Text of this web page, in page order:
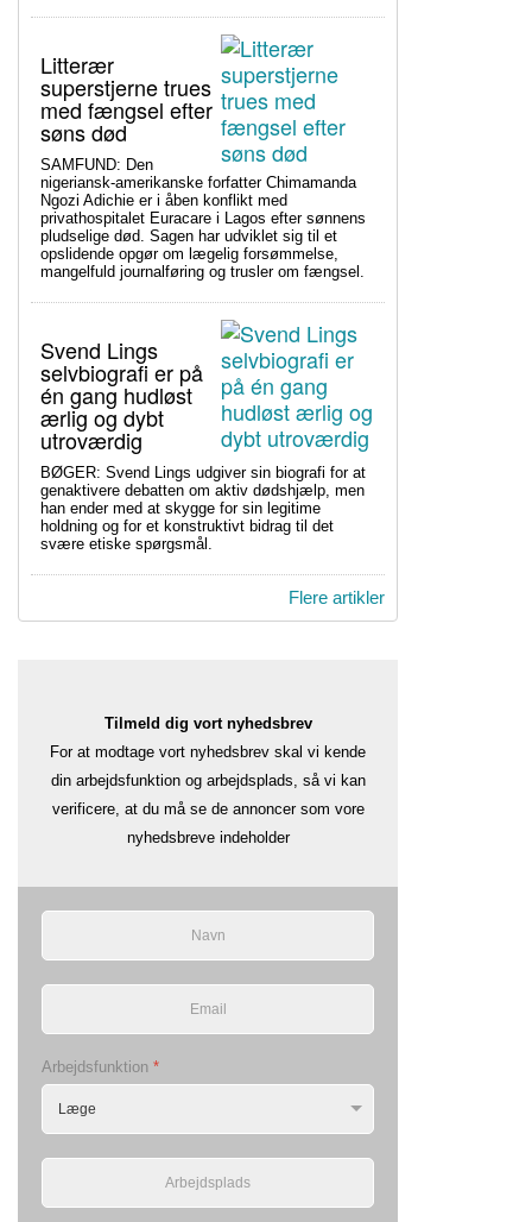
Litterær
superstjerne trues
med fængsel efter
søns død
SAMFUND: Den
nigeriansk-amerikanske forfatter Chimamanda
Ngozi Adichie er i åben konflikt med
privathospitalet Euracare i Lagos efter sønnens
pludselige død. Sagen har udviklet sig til et
opslidende opgør om lægelig forsømmelse,
mangelfuld journalføring og trusler om fængsel.
Svend Lings
selvbiografi er på
én gang hudløst
ærlig og dybt
utroværdig
BØGER: Svend Lings udgiver sin biografi for at
genaktivere debatten om aktiv dødshjælp, men
han ender med at skygge for sin legitime
holdning og for et konstruktivt bidrag til det
svære etiske spørgsmål.
Flere artikler
Tilmeld dig vort nyhedsbrev
For at modtage vort nyhedsbrev skal vi kende
din arbejdsfunktion og arbejdsplads, så vi kan
verificere, at du må se de annoncer som vore
nyhedsbreve indeholder
Arbejdsfunktion *